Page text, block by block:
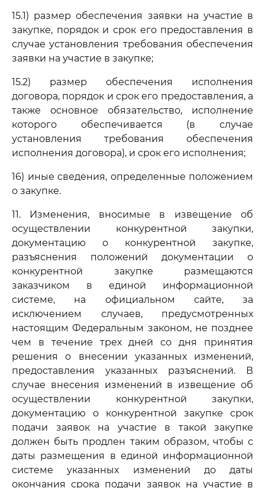
15.1) размер обеспечения заявки на участие в
закупке, порядок и срок его предоставления в
случае установления требования обеспечения
заявки на участие в закупке;
15.2) размер обеспечения исполнения
договора, порядок и срок его предоставления, а
также основное обязательство, исполнение
которого обеспечивается (в случае
установления требования обеспечения
исполнения договора), и срок его исполнения;
16) иные сведения, определенные положением
о закупке.
11. Изменения, вносимые в извещение об
осуществлении конкурентной закупки,
документацию о конкурентной закупке,
разъяснения положений документации о
конкурентной закупке размещаются
заказчиком в единой информационной
системе, на официальном сайте, за
исключением случаев, предусмотренных
настоящим Федеральным законом, не позднее
чем в течение трех дней со дня принятия
решения о внесении указанных изменений,
предоставления указанных разъяснений. В
случае внесения изменений в извещение об
осуществлении конкурентной закупки,
документацию о конкурентной закупке срок
подачи заявок на участие в такой закупке
должен быть продлен таким образом, чтобы с
даты размещения в единой информационной
системе указанных изменений до даты
окончания срока подачи заявок на участие в